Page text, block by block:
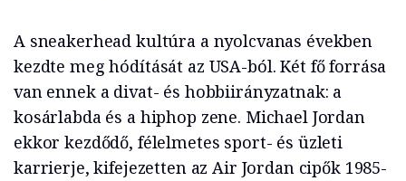
A sneakerhead kultúra a nyolcvanas években
kezdte meg hódítását az USA-ból. Két fő forrása
van ennek a divat- és hobbiirányzatnak: a
kosárlabda és a hiphop zene. Michael Jordan
ekkor kezdődő, félelmetes sport- és üzleti
karrierje, kifejezetten az Air Jordan cipők 1985-